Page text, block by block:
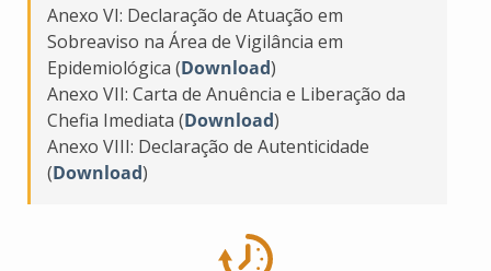
Anexo VI: Declaração de Atuação em
Sobreaviso na Área de Vigilância em
Epidemiológica (Download)
Anexo VII: Carta de Anuência e Liberação da
Chefia Imediata (Download)
Anexo VIII: Declaração de Autenticidade
(Download)